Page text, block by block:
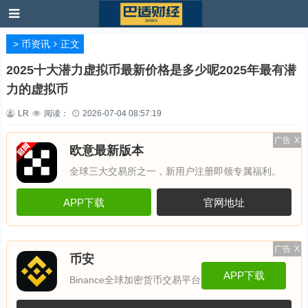
> 币资讯 正文
2025十大潜力虚拟币最新价格是多少呢2025年最有潜
力的虚拟币
LR 阅读： 2026-07-04 08:57:19
广告 X
欧意最新版本
全球三大交易所之一，新用户注册即领专属福利。
APP下载 官网地址
广告 X
币安
Binance全球加密货币交易平台 APP下载